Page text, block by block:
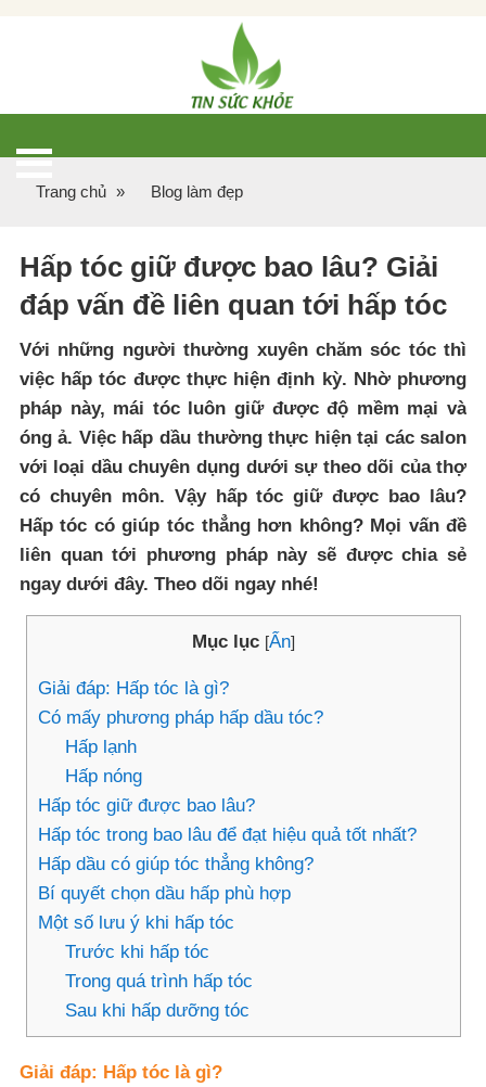
Trang chủ » Blog làm đẹp
Hấp tóc giữ được bao lâu? Giải
đáp vấn đề liên quan tới hấp tóc
Với những người thường xuyên chăm sóc tóc thì
việc hấp tóc được thực hiện định kỳ. Nhờ phương
pháp này, mái tóc luôn giữ được độ mềm mại và
óng ả. Việc hấp dầu thường thực hiện tại các salon
với loại dầu chuyên dụng dưới sự theo dõi của thợ
có chuyên môn. Vậy hấp tóc giữ được bao lâu?
Hấp tóc có giúp tóc thẳng hơn không? Mọi vấn đề
liên quan tới phương pháp này sẽ được chia sẻ
ngay dưới đây. Theo dõi ngay nhé!
Mục lục [Ẩn]
Giải đáp: Hấp tóc là gì?
Có mấy phương pháp hấp dầu tóc?
Hấp lạnh
Hấp nóng
Hấp tóc giữ được bao lâu?
Hấp tóc trong bao lâu để đạt hiệu quả tốt nhất?
Hấp dầu có giúp tóc thẳng không?
Bí quyết chọn dầu hấp phù hợp
Một số lưu ý khi hấp tóc
Trước khi hấp tóc
Trong quá trình hấp tóc
Sau khi hấp dưỡng tóc
Giải đáp: Hấp tóc là gì?